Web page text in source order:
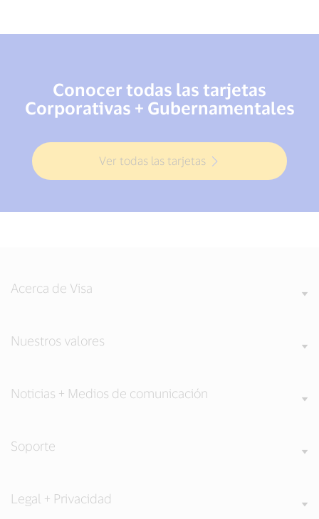
Conocer todas las tarjetas
Corporativas + Gubernamentales
Ver todas las tarjetas
Acerca de Visa
Nuestros valores
Noticias + Medios de comunicación
Soporte
Legal + Privacidad